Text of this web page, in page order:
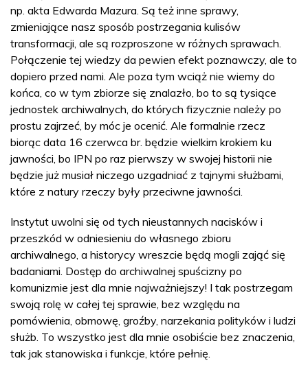
np. akta Edwarda Mazura. Są też inne sprawy,
zmieniające nasz sposób postrzegania kulisów
transformacji, ale są rozproszone w różnych sprawach.
Połączenie tej wiedzy da pewien efekt poznawczy, ale to
dopiero przed nami. Ale poza tym wciąż nie wiemy do
końca, co w tym zbiorze się znalazło, bo to są tysiące
jednostek archiwalnych, do których fizycznie należy po
prostu zajrzeć, by móc je ocenić. Ale formalnie rzecz
biorąc data 16 czerwca br. będzie wielkim krokiem ku
jawności, bo IPN po raz pierwszy w swojej historii nie
będzie już musiał niczego uzgadniać z tajnymi służbami,
które z natury rzeczy były przeciwne jawności.
Instytut uwolni się od tych nieustannych nacisków i
przeszkód w odniesieniu do własnego zbioru
archiwalnego, a historycy wreszcie będą mogli zająć się
badaniami. Dostęp do archiwalnej spuścizny po
komunizmie jest dla mnie najważniejszy! I tak postrzegam
swoją rolę w całej tej sprawie, bez względu na
pomówienia, obmowę, groźby, narzekania polityków i ludzi
służb. To wszystko jest dla mnie osobiście bez znaczenia,
tak jak stanowiska i funkcje, które pełnię.